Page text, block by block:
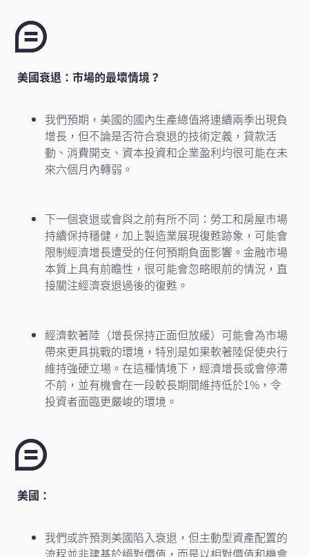
美國衰退：市場的最壞情境？
我們預期，美國的國內生產總值將連續兩季出現負
增長，但不論是否符合衰退的技術定義，貸款活
動、消費開支、資本投資和企業盈利均很可能在未
來六個月內轉弱。
下一個衰退或會與之前有所不同：勞工和房屋市場
持續保持穩健，加上製造業展現復甦跡象，可能會
限制經濟增長遭受的任何預期負面影響。金融市場
本質上具有前瞻性，很可能會忽略眼前的情況，直
接關注經濟衰退過後的復甦。
經濟軟著陸（增長保持正面但放緩）可能會為市場
帶來更具挑戰的環境，特別是如果軟著陸促使央行
維持強硬立場。在這種情境下，經濟增長或會停滯
不前，並有機會在一段較長期間維持低於1%，令
投資者面臨更嚴峻的環境。
美國：
我們或許預測美國陷入衰退，但主動型資產配置的
流程並非建基於絕對價值，而是以相對價值和機會